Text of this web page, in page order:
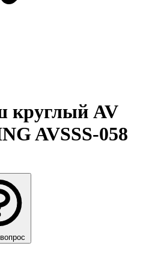
круглый AV
AVSSS-058